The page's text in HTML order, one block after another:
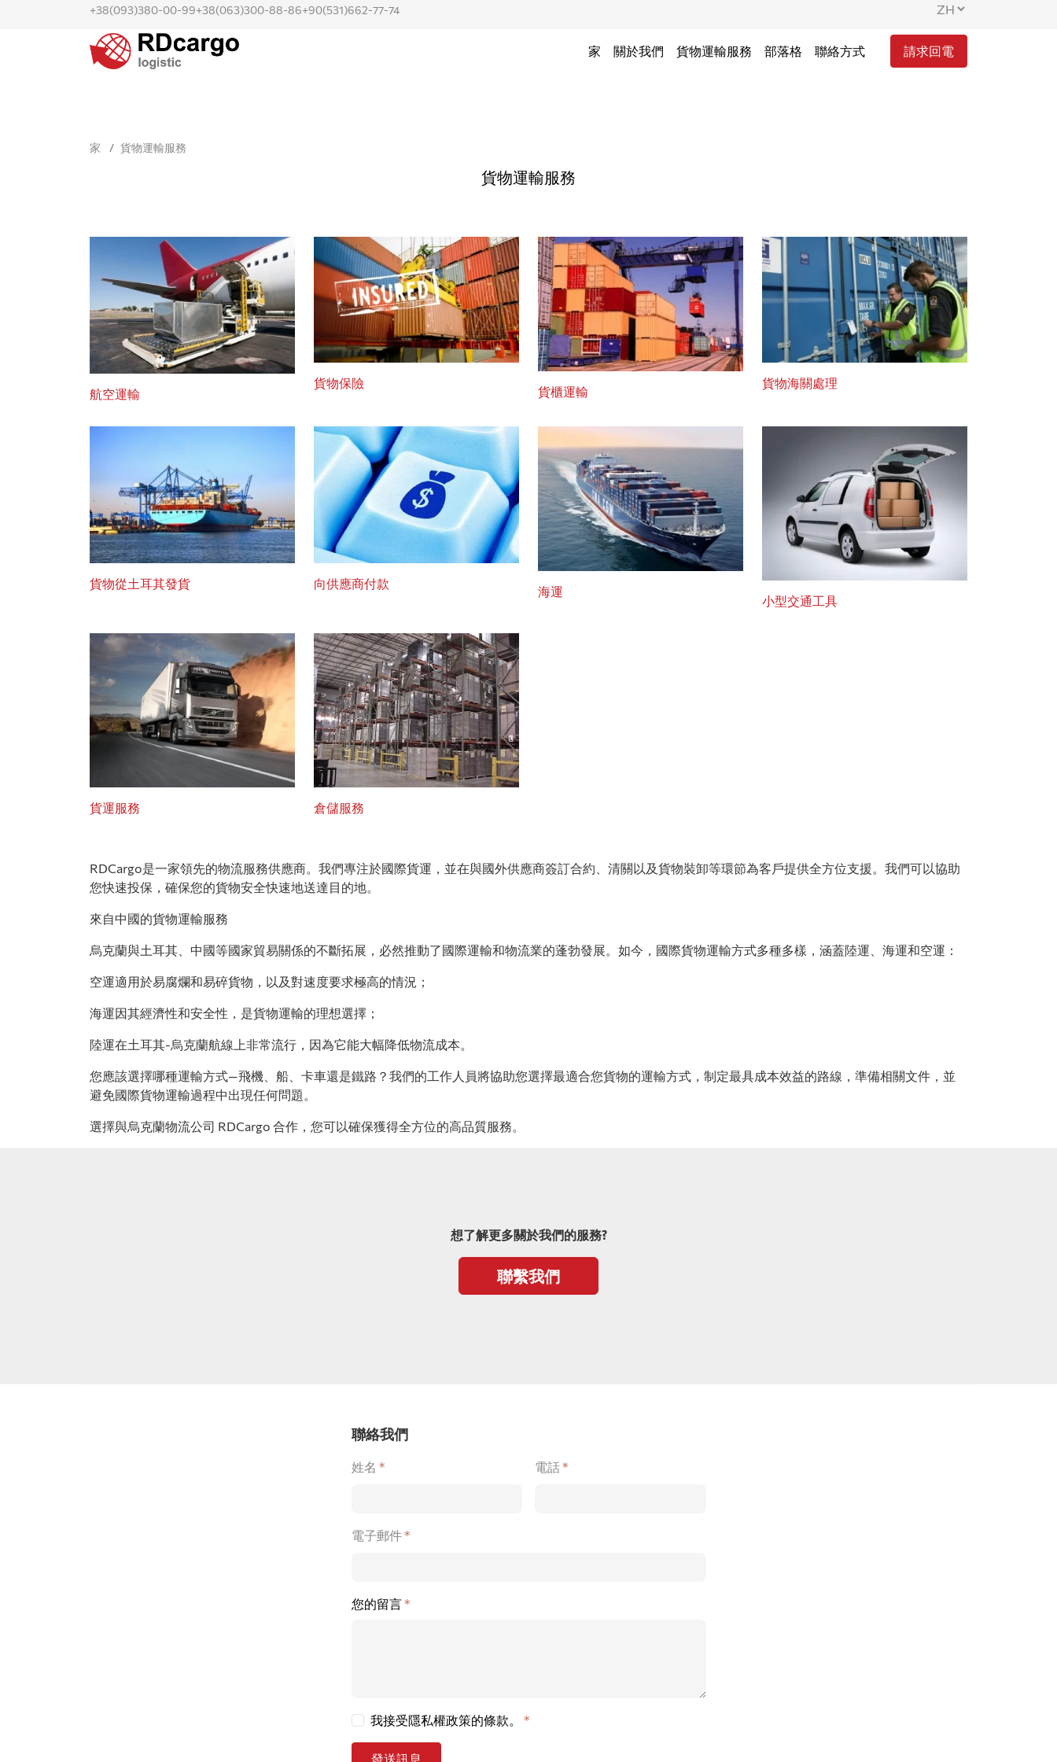
+38(093)380-00-99+38(063)300-88-86+90(531)662-77-74
家 關於我們 貨物運輸服務 部落格 聯絡方式 請求回電
家 貨物運輸服務
貨物運輸服務
航空運輸
貨物保險
貨櫃運輸
貨物海關處理
貨物從土耳其發貨 向供應商付款
海運
小型交通工具
貨運服務 倉儲服務
RDCargo是一家領先的物流服務供應商。我們專注於國際貨運，並在與國外供應商簽訂合約、清關以及貨物裝卸等環節為客戶提供全方位支援。我們可以協助
您快速投保，確保您的貨物安全快速地送達目的地。
來自中國的貨物運輸服務
烏克蘭與土耳其、中國等國家貿易關係的不斷拓展，必然推動了國際運輸和物流業的蓬勃發展。如今，國際貨物運輸方式多種多樣，涵蓋陸運、海運和空運：
空運適用於易腐爛和易碎貨物，以及對速度要求極高的情況；
海運因其經濟性和安全性，是貨物運輸的理想選擇；
陸運在土耳其-烏克蘭航線上非常流行，因為它能大幅降低物流成本。
您應該選擇哪種運輸方式—飛機、船、卡車還是鐵路？我們的工作人員將協助您選擇最適合您貨物的運輸方式，制定最具成本效益的路線，準備相關文件，並
避免國際貨物運輸過程中出現任何問題。
選擇與烏克蘭物流公司 RDCargo 合作，您可以確保獲得全方位的高品質服務。
想了解更多關於我們的服務?
聯繫我們
聯絡我們
姓名 * 電話*
電子郵件*
您的留言*
我接受隱私權政策的條款。 *
發送訊息